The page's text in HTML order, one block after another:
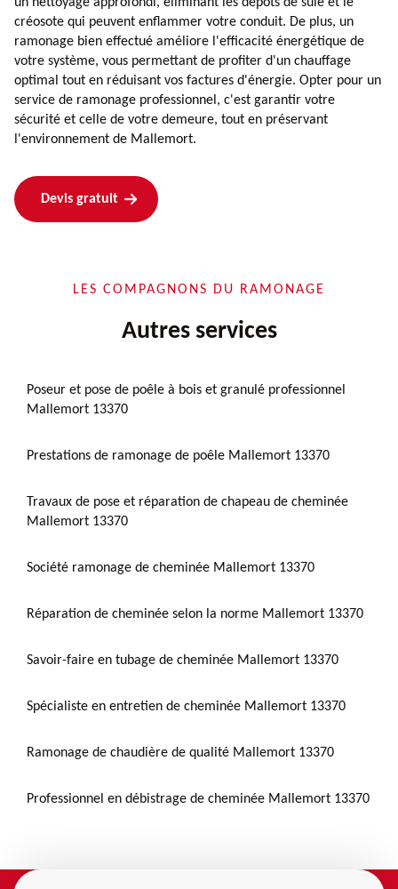
créosote qui peuvent enflammer votre conduit. De plus, un
ramonage bien effectué améliore l'efficacité énergétique de
votre système, vous permettant de profiter d'un chauffage
optimal tout en réduisant vos factures d'énergie. Opter pour un
service de ramonage professionnel, c'est garantir votre
sécurité et celle de votre demeure, tout en préservant
l'environnement de Mallemort.
Devis gratuit
LES COMPAGNONS DU RAMONAGE
Autres services
Poseur et pose de poêle à bois et granulé professionnel
Mallemort 13370
Prestations de ramonage de poêle Mallemort 13370
Travaux de pose et réparation de chapeau de cheminée
Mallemort 13370
Société ramonage de cheminée Mallemort 13370
Réparation de cheminée selon la norme Mallemort 13370
Savoir-faire en tubage de cheminée Mallemort 13370
Spécialiste en entretien de cheminée Mallemort 13370
Ramonage de chaudière de qualité Mallemort 13370
Professionnel en débistrage de cheminée Mallemort 13370